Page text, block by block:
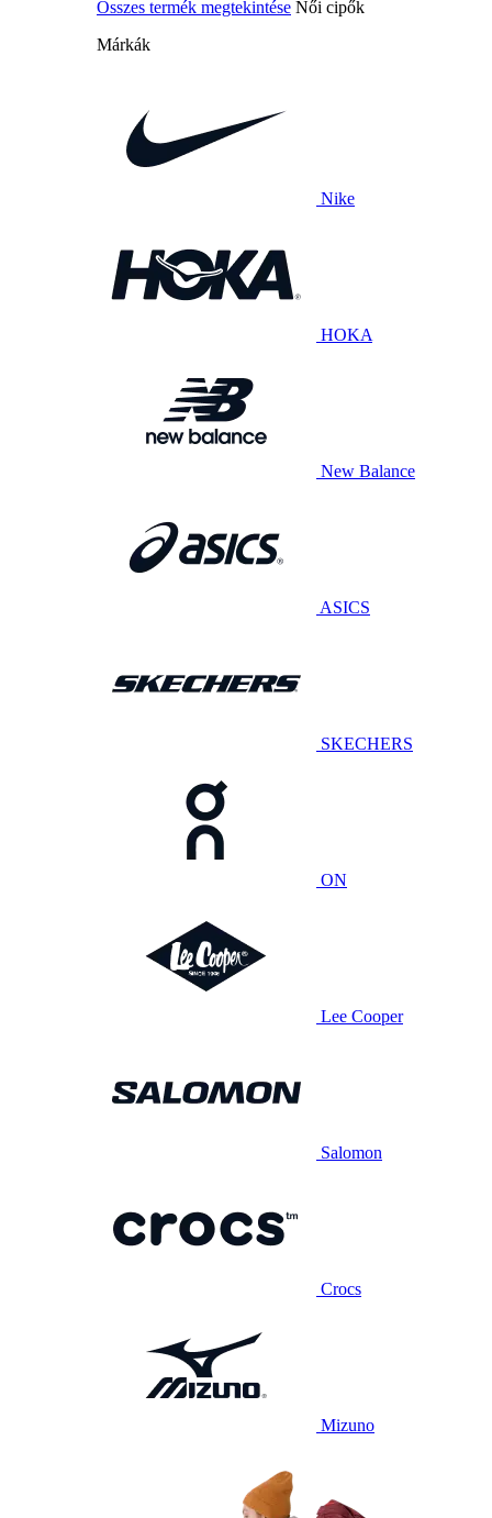
Összes termék megtekintése Női cipők
Márkák
Nike
HOKA
New Balance
ASICS
SKECHERS
ON
Lee Cooper
Salomon
Crocs
Mizuno